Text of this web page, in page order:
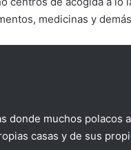
medicinas y
donde muchos polacos
casas y de sus